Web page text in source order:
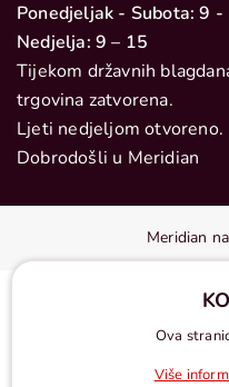
Ponedjeljak - Subota: 9 -
Nedjelja: 9 – 15
Tijekom državnih
trgovina zatvorena.
Ljeti nedjeljom otvoreno.
Dobrodošli u Meridian
Meridian
Ova
Više